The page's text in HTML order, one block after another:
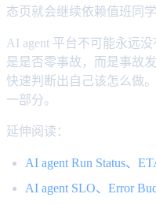
态页就会继续依赖值班同
AI agent 平台不可能永远
是是否零事故，而是事故
快速判断出自己该怎么做
一部分。
延伸阅读：
AI agent Run Status、
AI agent SLO、Error